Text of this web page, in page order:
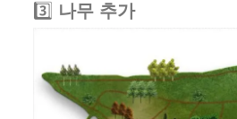
3️⃣ 나무 추가